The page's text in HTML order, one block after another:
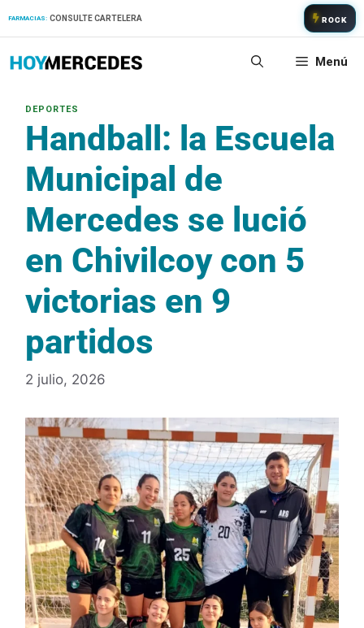
FARMACIAS: CONSULTE CARTELERA ROCK
Menú
Handball: la Escuela
Municipal de
Mercedes se lució
en Chivilcoy con 5
victorias en 9
partidos
2 julio, 2026